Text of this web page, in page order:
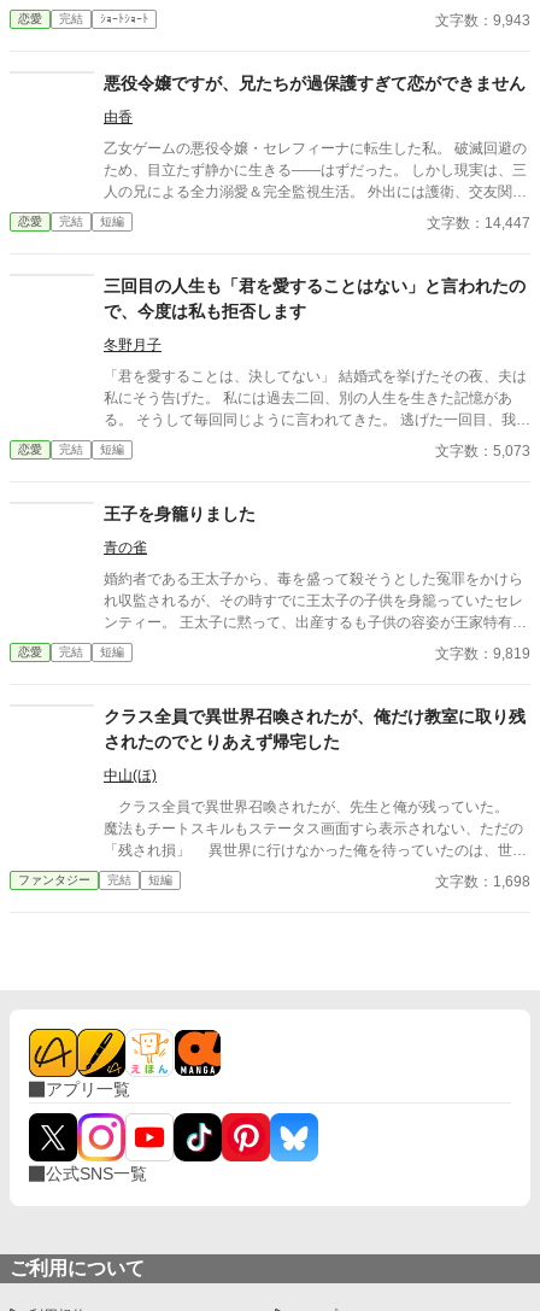
そんなのお口に入らないよぉ～♡」 そんな関係のあたしたち。 で
もある日トイレであたしはアレが来そうなのになかなか来ないの
お腹が出て来てる!?」 お姉ちゃんの秘密の悩みです。
恋愛 完結 ｼｮｰﾄｼｮｰﾄ 文字数：9,943
悪役令嬢ですが、兄たちが過保護すぎて恋ができません
由香
乙女ゲームの悪役令嬢・セレフィーナに転生した私。 破滅回避の
ため、目立たず静かに生きる――はずだった。 しかし現実は、三
人の兄による全力溺愛＆完全監視生活。 外出には護衛、交友関係
は管理制、笑顔すら規制対象！？ さらに兄の親友である最強騎
士・カインが護衛として加わり、 静かで誠実な優しさに、次第に
想いの先で待っていたのは、 断罪も修羅場もない、安心で騒がし
い未来だった――。
恋愛 完結 短編 文字数：14,447
三回目の人生も「君を愛することはない」と言われたの
で、今度は私も拒否します
冬野月子
「君を愛することは、決してない」 結婚式を挙げたその夜、夫は
私にそう告げた。 私には過去二回、別の人生を生きた記憶があ
る。 そうして毎回同じように言われてきた。 逃げた一回目、我慢
した二回目。いずれも上手くいかなかった。 だから今回は。
恋愛 完結 短編 文字数：5,073
王子を身籠りました
青の雀
婚約者である王太子から、毒を盛って殺そうとした冤罪をかけら
れ収監されるが、その時すでに王太子の子供を身籠っていたセレ
ンティー。 王太子に黙って、出産するも子供の容姿が王家特有の
金髪金眼だった。 再び、王太子が毒を盛られ、死にかけた時、我
が子と対面するが…というお話。
恋愛 完結 短編 文字数：9,819
クラス全員で異世界召喚されたが、俺だけ教室に取り残
されたのでとりあえず帰宅した
中山(ほ)
クラス全員で異世界召喚されたが、先生と俺が残っていた。
魔法もチートスキルもステータス画面すら表示されない、ただの
「残され損」 異世界に行けなかった俺を待っていたのは、世知
辛い現実だった。 AI使用状況 GoogleのGeminiさん使ってます〜
誤字脱字チェックと調べ物お願いしてます
ファンタジー 完結 短編 文字数：1,698
アプリ一覧
公式SNS一覧
ご利用について